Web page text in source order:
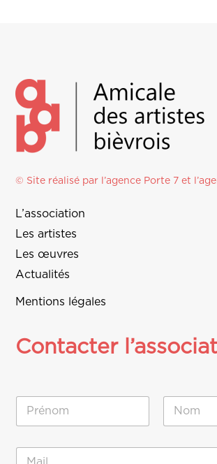
© Site réalisé par l’agence Porte 7 et l’
L’association
Les artistes
Les œuvres
Actualités
Mentions légales
Contacter
m